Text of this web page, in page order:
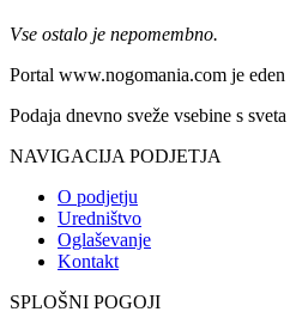
Vse ostalo je nepomembno.
Portal www.nogomania.com je
Podaja dnevno sveže vsebine s
NAVIGACIJA PODJETJA
O podjetju
Uredništvo
Oglaševanje
Kontakt
SPLOŠNI POGOJI